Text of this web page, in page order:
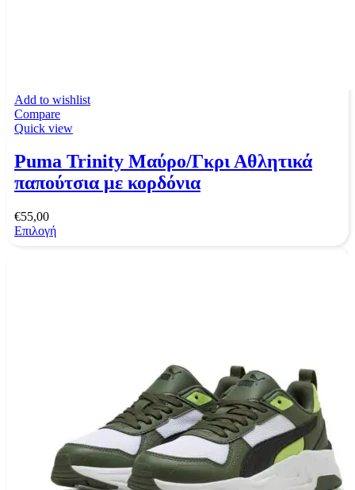
Add to wishlist
Compare
Quick view
Puma Trinity Μαύρο/Γκρι Αθλητικά
παπούτσια με κορδόνια
€55,00
Επιλογή